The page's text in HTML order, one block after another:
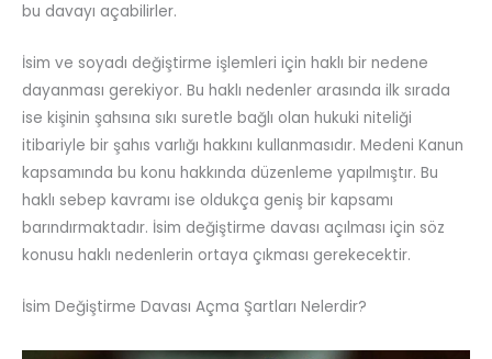
bu davayı açabilirler.
İsim ve soyadı değiştirme işlemleri için haklı bir nedene
dayanması gerekiyor. Bu haklı nedenler arasında ilk sırada
ise kişinin şahsına sıkı suretle bağlı olan hukuki niteliği
itibariyle bir şahıs varlığı hakkını kullanmasıdır. Medeni Kanun
kapsamında bu konu hakkında düzenleme yapılmıştır. Bu
haklı sebep kavramı ise oldukça geniş bir kapsamı
barındırmaktadır. İsim değiştirme davası açılması için söz
konusu haklı nedenlerin ortaya çıkması gerekecektir.
İsim Değiştirme Davası Açma Şartları Nelerdir?